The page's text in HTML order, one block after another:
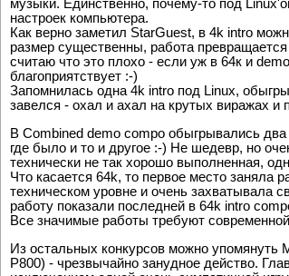
Особенно интересным было 4k intro compo
музыки. Единственно, почему-то под
настроек компьютера.
Как верно заметил StarGuest, в 4k intro
размер существенны, работа
считаю что это плохо - если уж в 64к и
благоприятствует :-)
Запомнилась одна 4k intro под Linux,
завелся - охал и ахал на крутых виражах и
В Combined demo compo обыгрывались
где было и то и другое :-) Не шедевр, но
технически не так хорошо выполненная,
Что касается 64k, то первое место заняла
техническом уровне и очень захватывала
работу показали последней в 64k intro
Все значимые работы требуют
Из остальных конкурсов можно упомянуть